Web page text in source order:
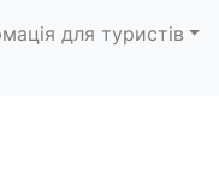
для туристів